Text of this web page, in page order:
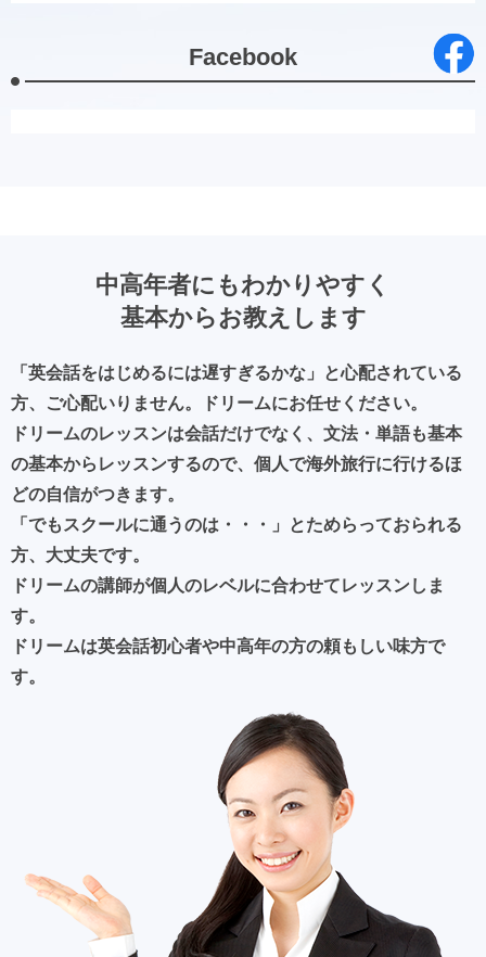
新規生徒さん募集中！
まずは無料体験レッスン・ご相談（６０分）を受け
さい。
今なら 入会していただければ 旅行英会話テキス
ト プレゼント中！
2025/12/05
生徒さん募集中！
ご都合の良い日時を 電話かメールで お知らせ下
今なら 入会していただければ 旅行英会話テキス
無料体験レッスン・ご相談（６０分）受付中！
ご都合に良い日時を 電話かメールで お知らせ下
さい。
Facebook
中高年者にもわかりやすく
基本からお教えします
「英会話をはじめるには遅すぎるかな」と心配されている
方、ご心配いりません。ドリームにお任せください。
ドリームのレッスンは会話だけでなく、文法・単語も基本
の基本からレッスンするので、 個人で海外旅行に行けるほ
どの自信がつきます。
「でもスクールに通うのは・・・」とためらっておられる
方、大丈夫です。
ドリームの講師が個人のレベルに合わせてレッスンしま
す。
ドリームは英会話初心者や中高年の方の頼もしい味方で
す。